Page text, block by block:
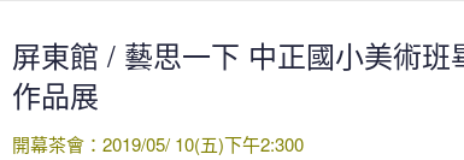
屏東館 / 藝思一下 中正國小美術班
作品展
開幕茶會：2019/05/ 10(五)下午2:300